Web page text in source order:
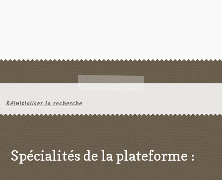
Réinitialiser la recherche
Spécialités de la plateforme :